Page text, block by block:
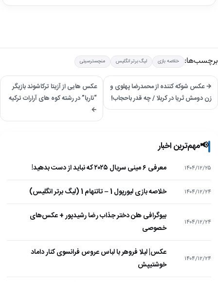
برچسب‌ها: خلاصه بازی لیگ برتر انگلیس منچسترسیتی
→ عکس شوکه کننده از محمدرضا پهلوی و
زن دومش ثریا در کربلا / چه قدر باحجاب!
عکس هایی از آزیتا ترکاشوند بازیگر
“ناریا” در رشته کوه های آرارات ترکیه
←
📢مهم‌ترین اخبار
۱۴۰۴/۱۲/۲۵ معرفی ۶ مینی سریال ۲۰۲۵ که نباید از دست بدهید!
۱۴۰۴/۱۲/۲۴ خلاصه بازی لیورپول 1 – تاتنهام 1 (لیگ برتر انگلیس)
۱۴۰۴/۱۲/۲۴
بیوگرافی هلن دختر جذاب رضا رشیدپور + عکس‌های
خصوصی
۱۴۰۴/۱۲/۲۴
عکس| لیلا فروهر با لباس عروس فرانسوی کنار داماد
خوشتیپش